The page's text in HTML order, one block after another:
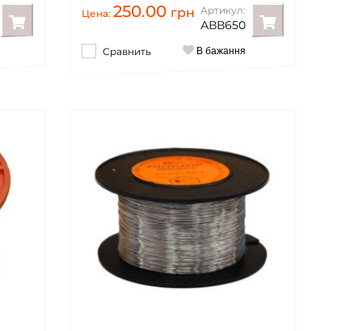
Цена: 250.00 грн Артикул:
АВВ650
Сравнить В бажання